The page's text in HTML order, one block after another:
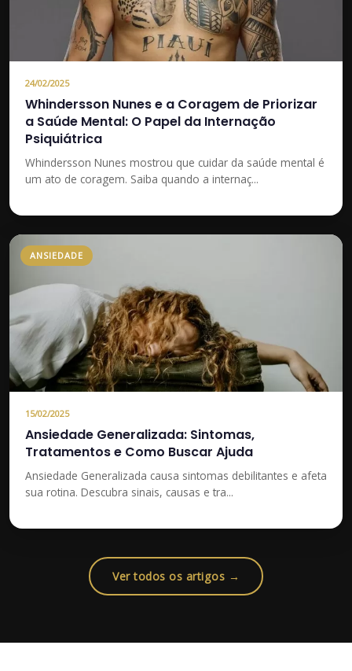
24/02/2025
Whindersson Nunes e a Coragem de Priorizar
a Saúde Mental: O Papel da Internação
Psiquiátrica
Whindersson Nunes mostrou que cuidar da saúde mental é
um ato de coragem. Saiba quando a internaç...
ANSIEDADE
15/02/2025
Ansiedade Generalizada: Sintomas,
Tratamentos e Como Buscar Ajuda
Ansiedade Generalizada causa sintomas debilitantes e afeta
sua rotina. Descubra sinais, causas e tra...
Ver todos os artigos →